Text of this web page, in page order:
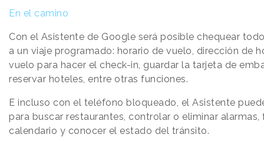
En el camino
Con el Asistente de Google será posible chequear
a un viaje programado: horario de vuelo, dirección de
vuelo para hacer el check-in, guardar la tarjeta de
reservar hoteles, entre otras funciones.
E incluso con el teléfono bloqueado, el Asistente
para buscar restaurantes, controlar o eliminar
calendario y conocer el estado del tránsito.